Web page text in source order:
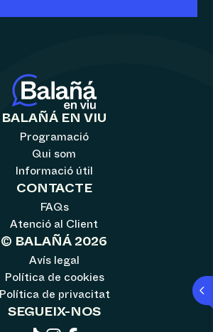
BALAÑÁ EN VIU
Programació
Qui som
Informació útil
CONTACTE
FAQs
Atenció al Client
© BALAÑÁ 2026
Avís legal
Política de cookies
Política de privacitat
SEGUEIX-NOS